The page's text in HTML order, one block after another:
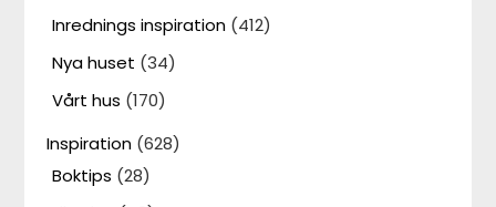
Inrednings inspiration (412)
Nya huset (34)
Vårt hus (170)
Inspiration (628)
Boktips (28)